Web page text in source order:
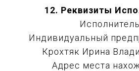
12. Реквизиты
Индивидуальный
Крохтяк Ирина
Адрес места